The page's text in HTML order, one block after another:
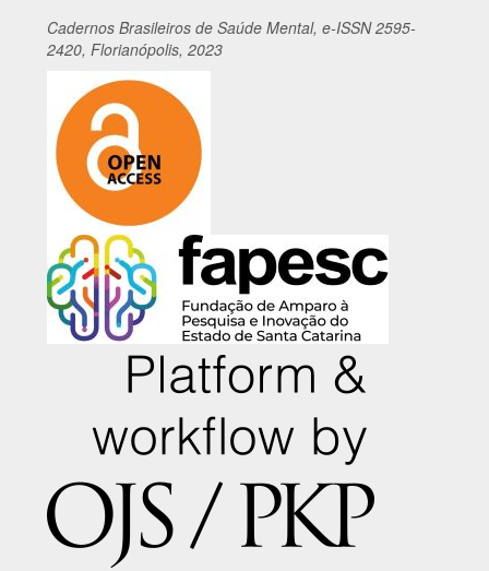
Cadernos Brasileiros de Saúde Mental, e-ISSN 2595-
2420, Florianópolis, 2023